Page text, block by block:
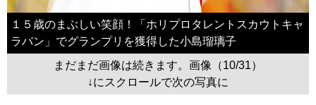
１５歳のまぶしい笑顔！「ホリプロタレントスカウトキャ
ラバン」でグランプリを獲得した小島瑠璃子
まだまだ画像は続きます。画像（10/31）
↓にスクロールで次の写真に